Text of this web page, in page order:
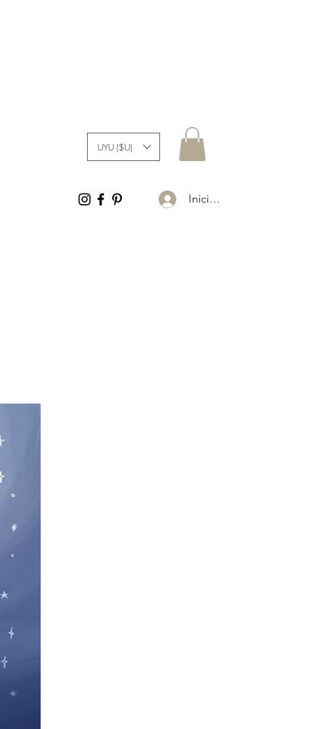
UYU ($U)
Iniciar sesión